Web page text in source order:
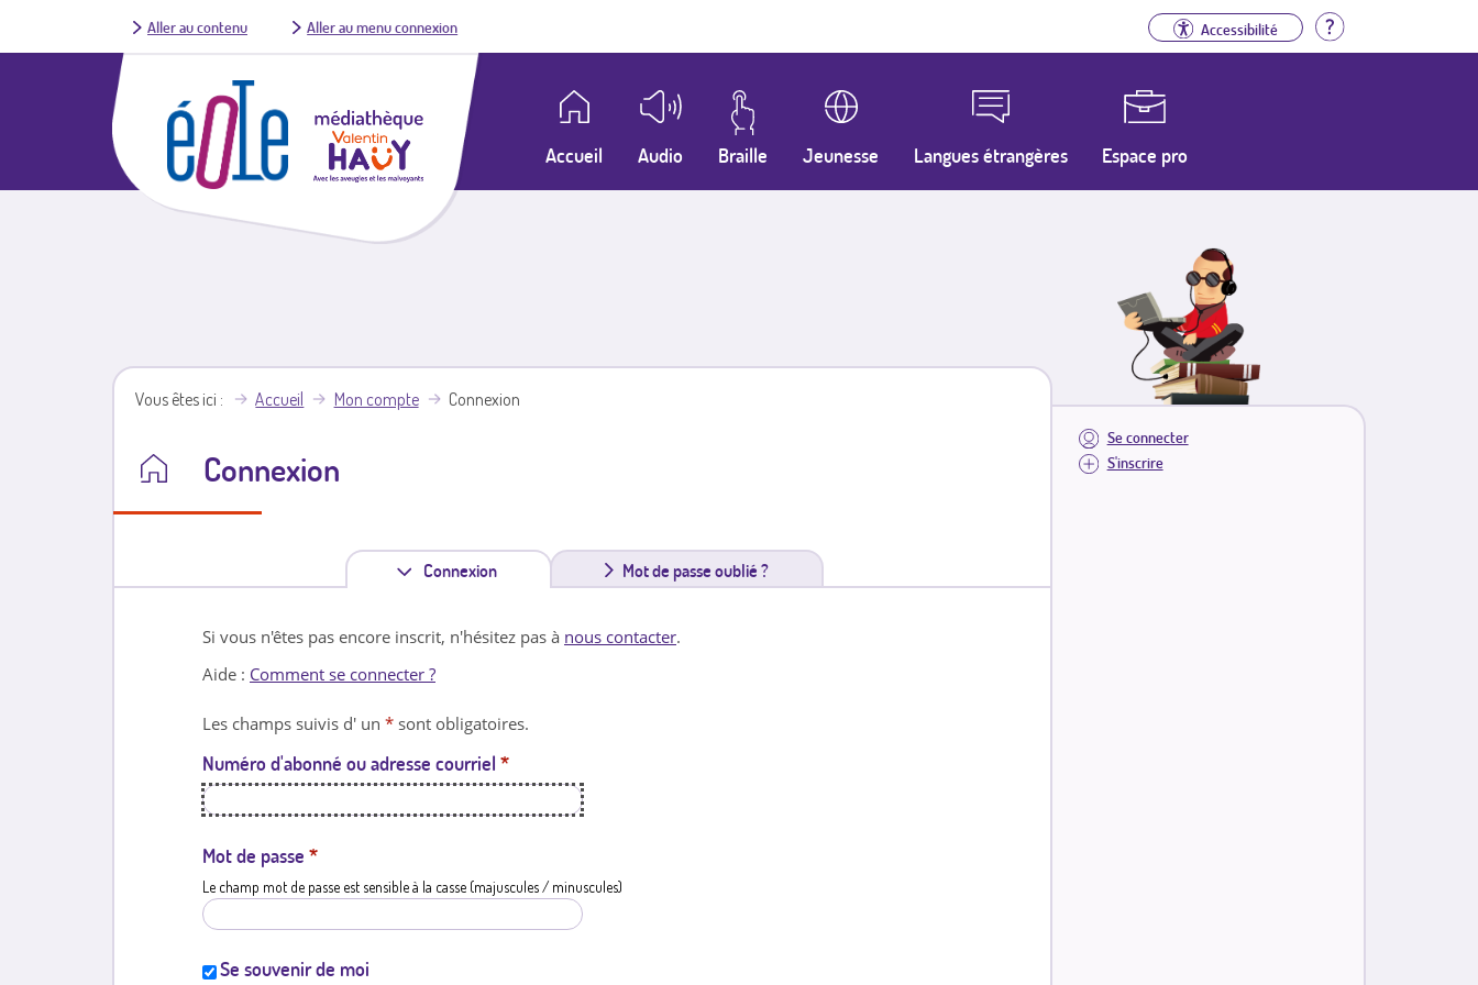
Aller au contenu Aller au menu connexion Accessibilité Aide
Accueil Audio Braille Jeunesse Langues étrangères Espace pro
Se connecter
S'inscrire
Vous êtes ici Accueil Mon compte Connexion
Connexion
Connexion
n
l
e
Mot de passe oublié ?
Si vous n'êtes pas encore inscrit, n'hésitez pas à nous contacter.
Aide : Comment se connecter ?
Les champs suivis d' un * sont obligatoires.
Numéro d'abonné ou adresse courriel *
Mot de passe *
Le champ mot de passe est sensible à la casse (majuscules / minuscules)
Se souvenir de moi